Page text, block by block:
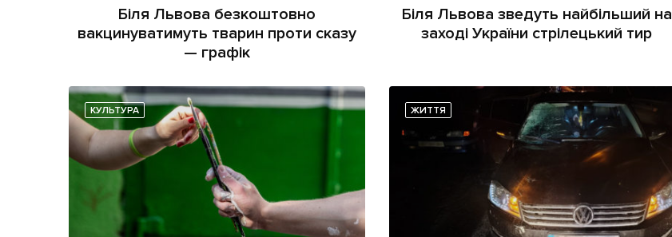
Біля Львова безкоштовно
вакцинуватимуть тварин проти сказу
— графік
Біля Львова зведуть найбільший на
заході України стрілецький тир
КУЛЬТУРА ЖИТТЯ